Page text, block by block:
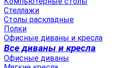
Стеллажи
Столы раскладные
Полки
Офисные диваны и кресла
Все диваны и кресла
Офисные диваны